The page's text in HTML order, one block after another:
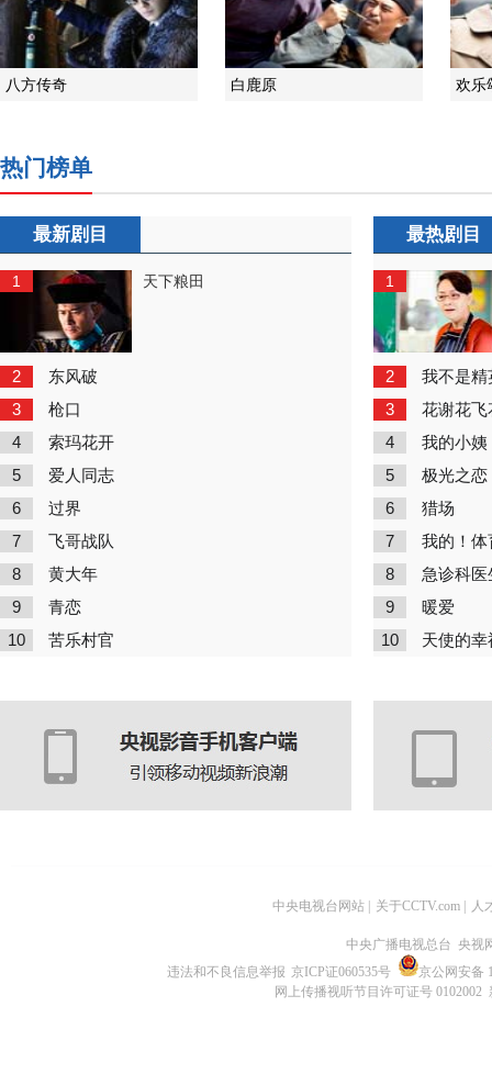
八方传奇 白鹿原 欢乐
热门榜单
最新剧目
1 天下粮田
2 东风破
3 枪口
4 索玛花开
5 爱人同志
6 过界
7 飞哥战队
8 黄大年
9 青恋
10 苦乐村官
最热剧目
1
2 我不是精
3 花谢花飞
4 我的小姨
5 极光之恋
6 猎场
7 我的！体
8 急诊科医
9 暖爱
10 天使的幸
中央电视台网站 关于CCTV.com 人
中央广播电视总台 央视
违法和不良信息举报 京ICP证060535号
京公网安备
网上传播视听节目许可证号 0102002